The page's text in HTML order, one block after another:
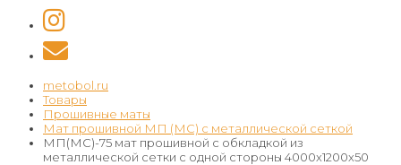
metobol.ru
Товары
Прошивные маты
Мат прошивной МП (МС) с металлической сеткой
МП(МС)-75 мат прошивной с обкладкой из
металлической сетки с одной стороны 4000x1200x50